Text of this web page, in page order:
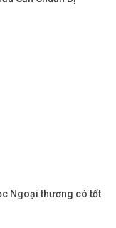
Ngoại thương có tốt